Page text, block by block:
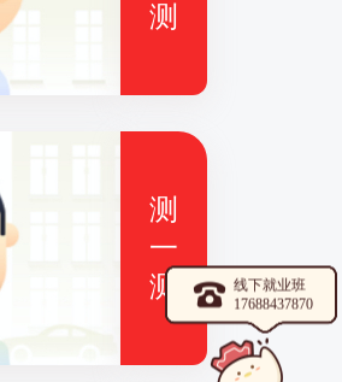
测
测
一
测
线下就业班
17688437870